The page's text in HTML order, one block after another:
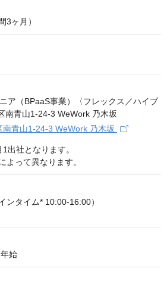
3ヶ月）
青山1-24-3 WeWork 乃木坂
出社となります。
って異なります。
ンタイム* 10:00-16:00）
始